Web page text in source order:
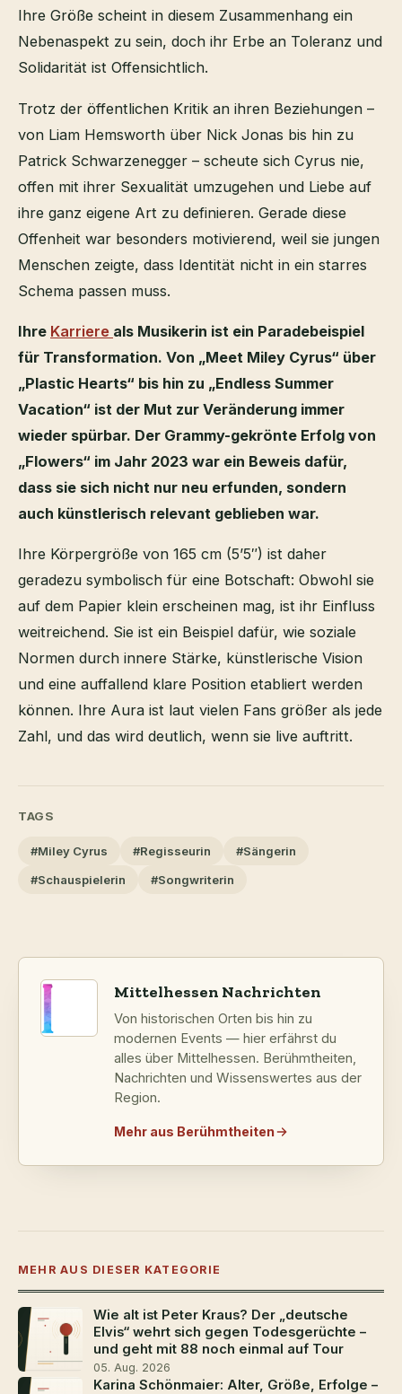
Ihre Größe scheint in diesem Zusammenhang ein
Nebenaspekt zu sein, doch ihr Erbe an Toleranz und
Solidarität ist Offensichtlich.
Trotz der öffentlichen Kritik an ihren Beziehungen –
von Liam Hemsworth über Nick Jonas bis hin zu
Patrick Schwarzenegger – scheute sich Cyrus nie,
offen mit ihrer Sexualität umzugehen und Liebe auf
ihre ganz eigene Art zu definieren. Gerade diese
Offenheit war besonders motivierend, weil sie jungen
Menschen zeigte, dass Identität nicht in ein starres
Schema passen muss.
Ihre Karriere als Musikerin ist ein Paradebeispiel
für Transformation. Von „Meet Miley Cyrus“ über
„Plastic Hearts“ bis hin zu „Endless Summer
Vacation“ ist der Mut zur Veränderung immer
wieder spürbar. Der Grammy-gekrönte Erfolg von
„Flowers“ im Jahr 2023 war ein Beweis dafür,
dass sie sich nicht nur neu erfunden, sondern
auch künstlerisch relevant geblieben war.
Ihre Körpergröße von 165 cm (5’5″) ist daher
geradezu symbolisch für eine Botschaft: Obwohl sie
auf dem Papier klein erscheinen mag, ist ihr Einfluss
weitreichend. Sie ist ein Beispiel dafür, wie soziale
Normen durch innere Stärke, künstlerische Vision
und eine auffallend klare Position etabliert werden
können. Ihre Aura ist laut vielen Fans größer als jede
Zahl, und das wird deutlich, wenn sie live auftritt.
TAGS
#Miley Cyrus #Regisseurin
#Sängerin
#Schauspielerin
#Songwriterin
Mittelhessen Nachrichten
Von historischen Orten bis hin zu
modernen Events — hier erfährst du
alles über Mittelhessen. Berühmtheiten,
Nachrichten und Wissenswertes aus der
Region.
Mehr aus Berühmtheiten
MEHR AUS DIESER KATEGORIE
Wie alt ist Peter Kraus? Der „deutsche
Elvis“ wehrt sich gegen Todesgerüchte –
und geht mit 88 noch einmal auf Tour
05. Aug. 2026
Karina Schönmaier: Alter, Größe, Erfolge –